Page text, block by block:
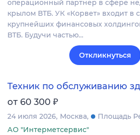
операционный партнер в сфере
крылом ВТБ. УК «Корвет» входит в
крупнейших финансовых
ВТБ. Будучи частью…
Откликнуться
Техник по обслуживанию
от 60 300 ₽
24 июля 2026 Москва
Площадь
АО "Интерметсервис"